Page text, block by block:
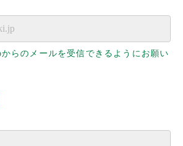
らのメールを受信できるようにお願い